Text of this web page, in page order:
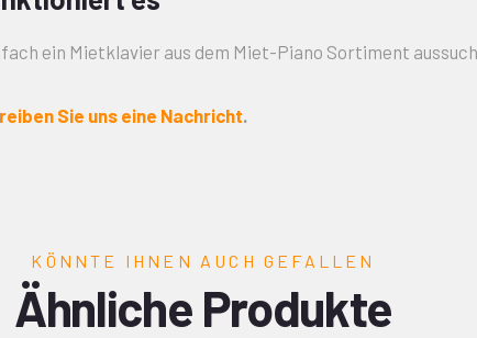
ein Mietklavier aus dem Miet-Piano Sortiment
Sie uns eine Nachricht.
KÖNNTE IHNEN AUCH GEFALLEN
Ähnliche Produkte